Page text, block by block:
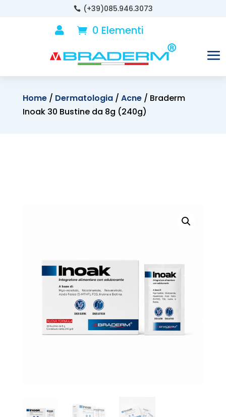
 (+39)085.946.3073
 0 Elementi
Home/ Dermatologia/ Acne/ Braderm
Inoak 30 Bustine da 8g (240g)